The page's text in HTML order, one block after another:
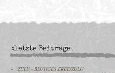
:letzte Beiträge
ZULU – BLUTIGES ERBE/ZULU